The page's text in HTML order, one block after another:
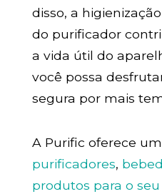
disso, a
do purificador
a vida útil do
você possa
segura por mais
A Purific oferece
purificadores,
produtos para o